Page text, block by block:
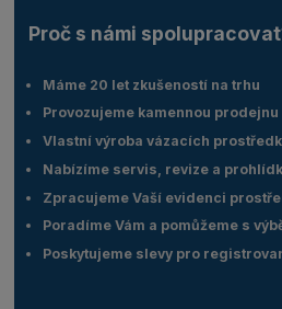
Proč s námi
Máme 20 let zkušeností na trhu
Provozujeme kamennou prodejnu
Vlastní výroba vázacích
Nabízíme servis, revize a
Zpracujeme Vaší evidenci
Poradíme Vám a pomůžeme s
Poskytujeme slevy pro